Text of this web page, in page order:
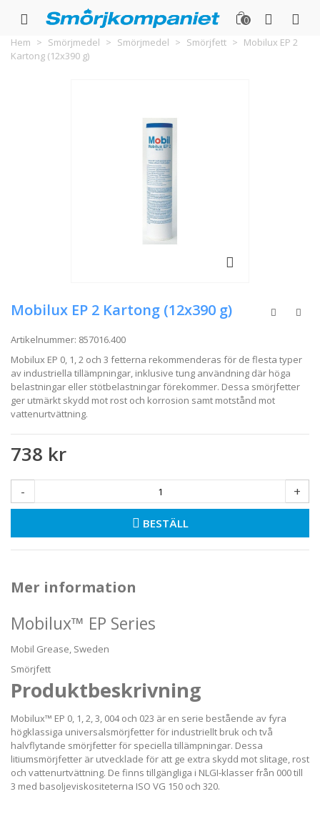
0
Hem > Smörjmedel > Smörjmedel > Smörjfett > Mobilux EP 2
Kartong (12x390 g)
Mobilux EP 2 Kartong (12x390 g)
Artikelnummer: 857016.400
Mobilux EP 0, 1, 2 och 3 fetterna rekommenderas för de flesta typer
av industriella tillämpningar, inklusive tung användning där höga
belastningar eller stötbelastningar förekommer. Dessa smörjfetter
ger utmärkt skydd mot rost och korrosion samt motstånd mot
vattenurtvättning.
738 kr
- +
BESTÄLL
Mer information
Mobilux™ EP Series
Mobil Grease, Sweden
Smörjfett
Produktbeskrivning
Mobilux™ EP 0, 1, 2, 3, 004 och 023 är en serie bestående av fyra
högklassiga universalsmörjfetter för industriellt bruk och två
halvflytande smörjfetter för speciella tillämpningar. Dessa
litiumsmörjfetter är utvecklade för att ge extra skydd mot slitage, rost
och vattenurtvättning. De finns tillgängliga i NLGI-klasser från 000 till
3 med basoljeviskositeterna ISO VG 150 och 320.